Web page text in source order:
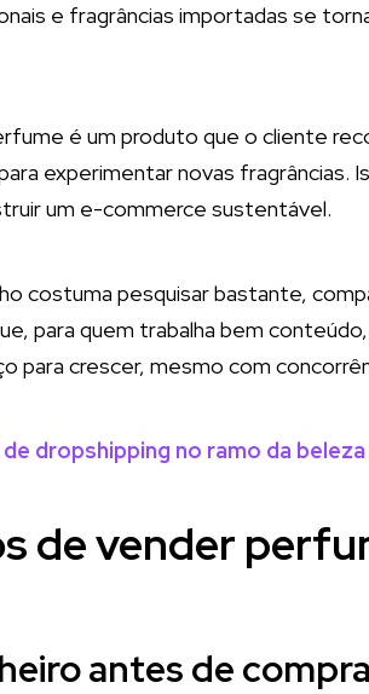
e fragrâncias importadas se
é um produto que o cliente
experimentar novas fragrâncias.
um e-commerce sustentável.
costuma pesquisar bastante,
para quem trabalha bem
para crescer, mesmo com
dropshipping no ramo da beleza
de vender
antes de